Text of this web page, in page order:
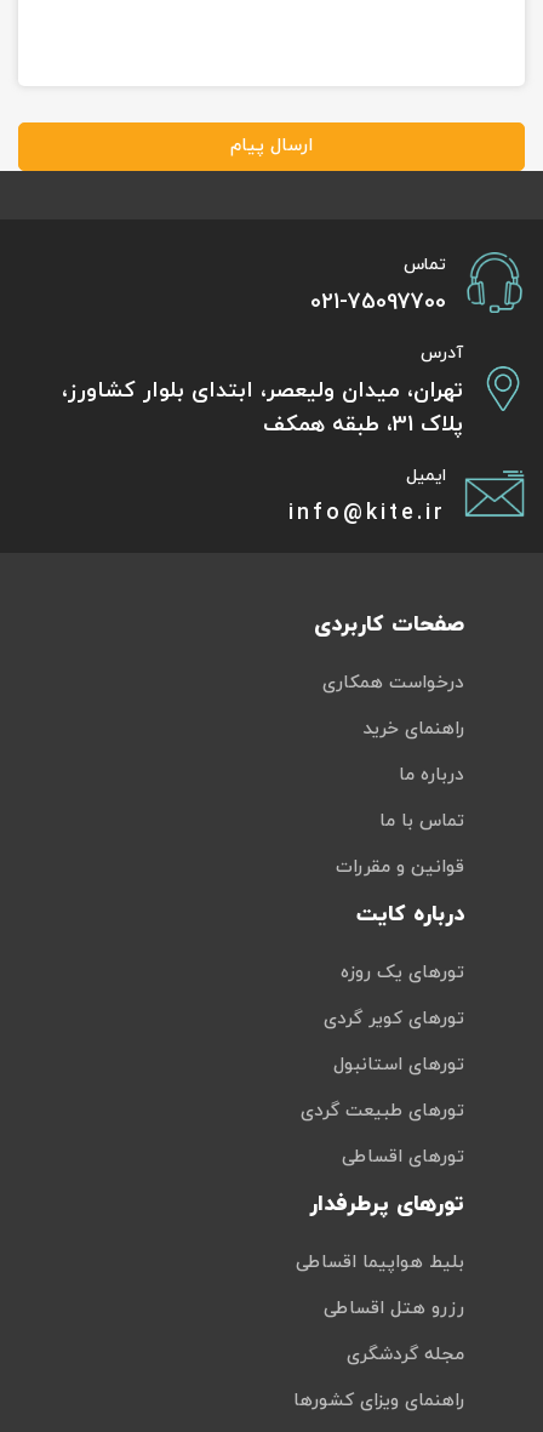
ارسال پیام
تماس
021-75097700
آدرس
تهران، میدان ولیعصر، ابتدای بلوار کشاورز،
پلاک 31، طبقه همکف
ایمیل
info@kite.ir
صفحات کاربردی
درخواست همکاری
راهنمای خرید
درباره ما
تماس با ما
قوانین و مقررات
درباره کایت
تورهای یک روزه
تورهای کویر گردی
تورهای استانبول
تورهای طبیعت گردی
تورهای اقساطی
تورهای پرطرفدار
بلیط هواپیما اقساطی
رزرو هتل اقساطی
مجله گردشگری
راهنمای ویزای کشورها